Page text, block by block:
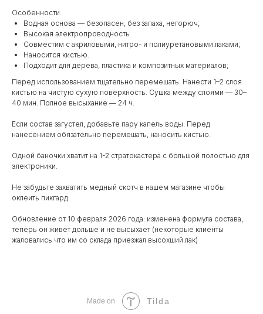
Особенности:
Водная основа — безопасен, без запаха, негорюч;
Высокая электропроводность
Совместим с акриловыми, нитро- и полиуретановыми лаками;
Наносится кистью.
Подходит для дерева, пластика и композитных материалов;
Перед использованием тщательно перемешать. Нанести 1–2 слоя
кистью на чистую сухую поверхность. Сушка между слоями — 30–
40 мин. Полное высыхание — 24 ч.
Если состав загустел, добавьте пару капель воды. Перед
нанесением обязательно перемешать, наносить кистью.
Одной баночки хватит на 1-2 стратокастера с большой полостью для
электроники.
Не забудьте захватить медный скотч в нашем магазине чтобы
оклеить пикгард.
Обновление от 10 февраля 2026 года: изменена формула состава,
теперь он живет дольше и не высыхает (некоторые клиенты
жаловались что им со склада приезжал высохший лак)
Made on Tilda